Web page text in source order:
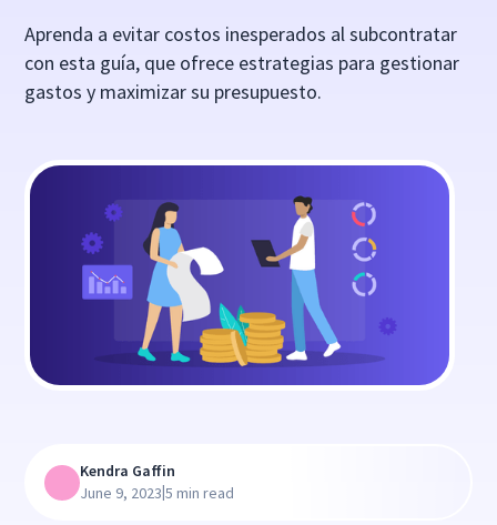
Aprenda a evitar costos inesperados al subcontratar
con esta guía, que ofrece estrategias para gestionar
gastos y maximizar su presupuesto.
Kendra Gaffin
June 9, 2023|5 min read